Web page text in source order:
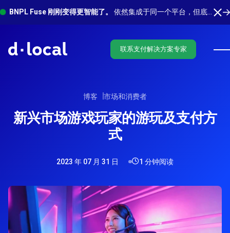
BNPL Fuse 刚刚变得更智能了。 依然集成于同一个平台，但底层有更多功能在运行。 了解最新功能
联系支付解决方案专家
博客 市场和消费者
新兴市场游戏玩家的游玩及支付方
式
2023 年 07 月 31 日 1 分钟阅读